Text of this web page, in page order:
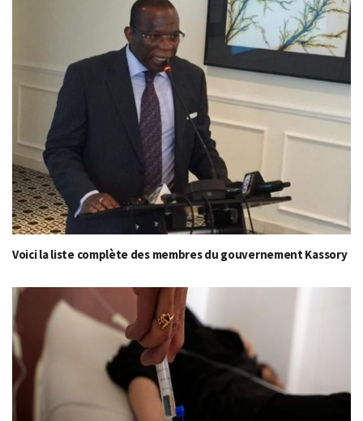
Voici la liste complète des membres du gouvernement Kassory